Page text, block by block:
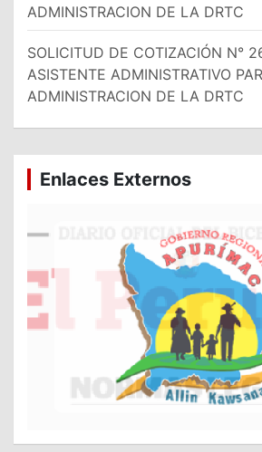
ADMINISTRACION DE LA DRTC
SOLICITUD DE COTIZACIÓN N°
ASISTENTE ADMINISTRATIVO
ADMINISTRACION DE LA DRTC
Enlaces Externos